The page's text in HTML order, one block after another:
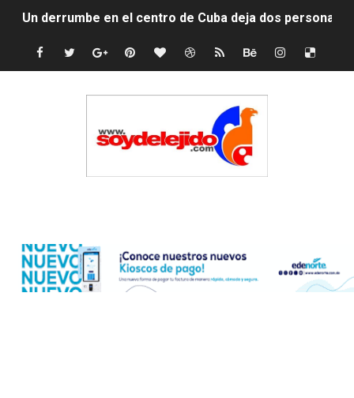
Un derrumbe en el centro de Cuba deja dos personas
Condenan a dos 'streamers' franceses por torturar
La nube sahariana número 14 se ha alejado de
Tasa del dólar jueves 06 de agosto de 2026
JAPY VERDEI MR. EDDY OLIVO